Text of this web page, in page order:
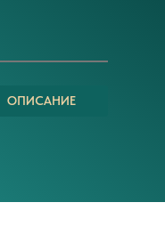
ОПИСАНИЕ